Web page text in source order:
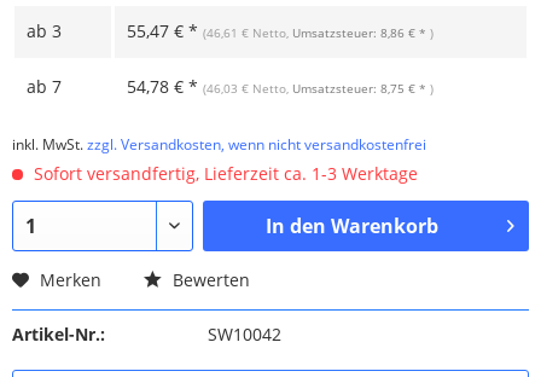
ab 3 55,47 € * (46,61 € Netto, Umsatzsteuer: 8,86 € * )
ab 7 54,78 € * (46,03 € Netto, Umsatzsteuer: 8,75 € * )
inkl. MwSt.zzgl. Versandkosten, wenn nicht versandkostenfrei
Sofort versandfertig, Lieferzeit ca. 1-3 Werktage
In den Warenkorb
Merken Bewerten
Artikel-Nr.: SW10042